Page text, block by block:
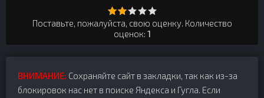
Поставьте, пожалуйста, свою оценку. Количество
оценок: 1
ВНИМАНИЕ: Сохраняйте сайт в закладки, так как из-за
блокировок нас нет в поиске Яндекса и Гугла. Если